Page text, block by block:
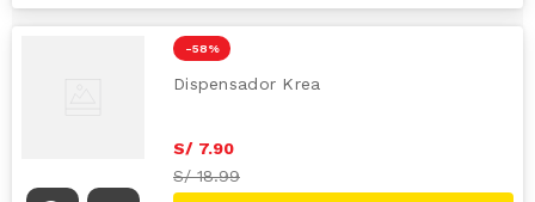
-58 %
Dispensador Krea
S/ 7.90
S/18.99